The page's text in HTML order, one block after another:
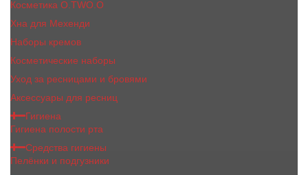
Косметика O.TWO.O
Хна для Мехенди
Наборы кремов
Косметические наборы
Уход за ресницами и бровями
Аксессуары для ресниц
Гигиена
Гигиена полости рта
Средства гигиены
Пелёнки и подгузники